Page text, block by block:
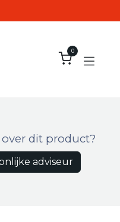
0
dit product?
adviseur